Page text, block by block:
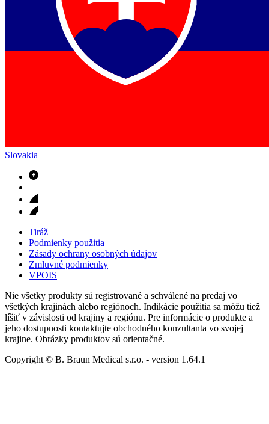
Slovakia
Tiráž
Podmienky použitia
Zásady ochrany osobných údajov
Zmluvné podmienky
VPOIS
Nie všetky produkty sú registrované a schválené na predaj vo
všetkých krajinách alebo regiónoch. Indikácie použitia sa môžu tiež
líšiť v závislosti od krajiny a regiónu. Pre informácie o produkte a
jeho dostupnosti kontaktujte obchodného konzultanta vo svojej
krajine. Obrázky produktov sú orientačné.
Copyright © B. Braun Medical s.r.o. - version 1.64.1